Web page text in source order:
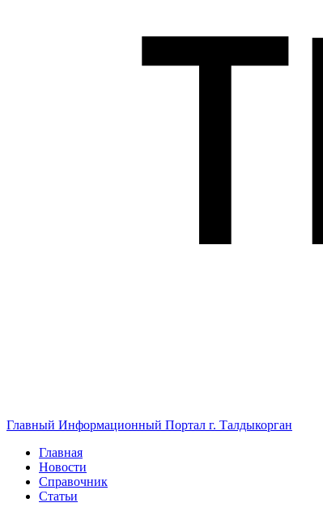
Главный Информационный Портал г. Талдыкорган
Главная
Новости
Справочник
Статьи